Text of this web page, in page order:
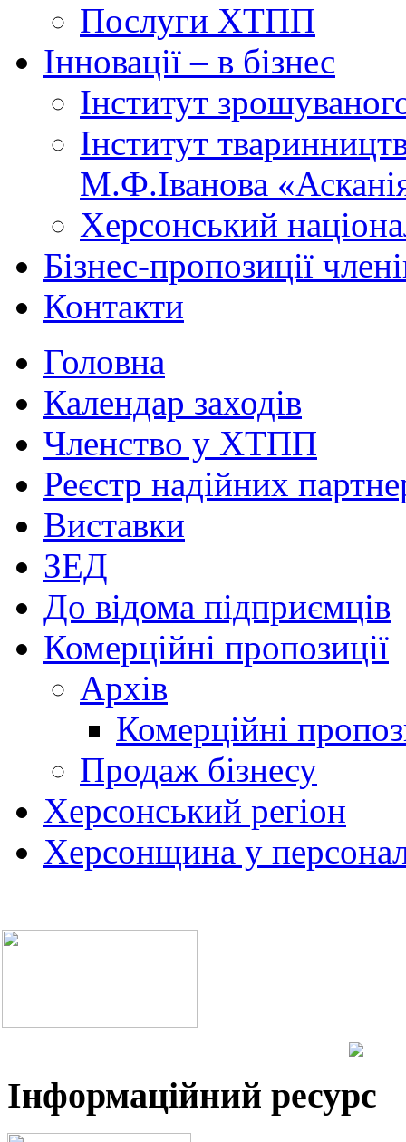
Послуги ХТПП
Інновації – в бізнес
Інститут
Інститут
М.Ф.Іванова
Херсонський
Бізнес-пропозиції
Контакти
Головна
Календар заходів
Членство у ХТПП
Реєстр надійних
Виставки
ЗЕД
До відома підприємців
Комерційні пропозиції
Архів
Комерційні
Продаж бізнесу
Херсонський регіон
Херсонщина у
Інформаційний ресурс